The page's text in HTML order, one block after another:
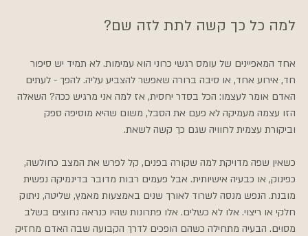
למה כל כך קשה לתת לזה שם?
אחד המאפיינים של עומס רגשי כרוני הוא עמימות. לא תמיד יש סיפור
חד, אירוע אחד, או סיבה ברורה שאפשר להצביע עליה. להפך - לעתים
האדם אומר לעצמו: הכל בסדר יחסית, אז למה אני מרגיש ככה? השאלה
הזו עצמה מעמיקה לא פעם את הסבל, משום שהיא מוסיפה ספק
וביקורת עצמית לחוויה שגם כך קשה לשאת.
כשאין שפה מדויקת למה שקורה בפנים, קל לפרש את המצב כחולשה,
כפינוק, או כבעיה אישיותית. אבל פעמים רבות מדובר בדינמיקה נפשית
מובנת. הנפש מנסה לשרוד לאורך שנים באמצעות מאמץ, שליטה, ניתוק
חלקי או ריצוי. אלו לא כשלים. אלו פתרונות שהיו כנראה נחוצים בשלב
מסוים. הבעיה מתחילה כשהם הופכים לדרך הקבועה שבה האדם מחזיק